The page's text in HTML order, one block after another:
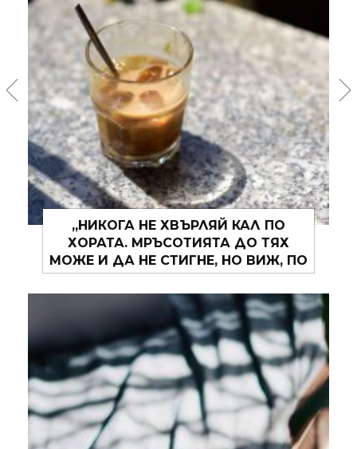
„АКО НЕ ЗНАЕШ КОЕ Е ТВОЕТО
ПРИСТАНИЩЕ, ЗА ТЕБ НЯМА
ПОПЪТЕН ВЯТЪР.“